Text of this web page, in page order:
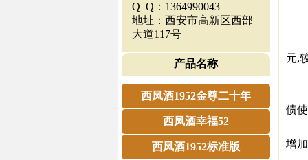
Q Q：1364990043
地址：西安市高新区西部
大道117号
产品名称
西凤酒1952金尊二十年
西凤酒幸福52
西凤酒1952标准版
元,
债
增